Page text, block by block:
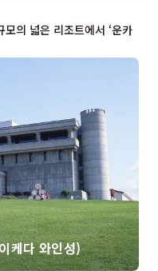
의 넓은 리조트에서 ‘운카
케다 와인성)